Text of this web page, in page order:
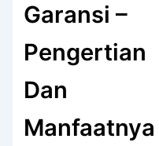
Garansi –
Pengertian
Dan
Manfaatnya